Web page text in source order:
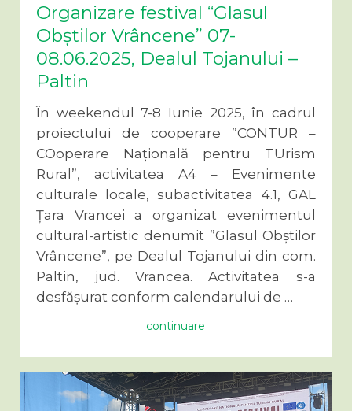
Organizare festival “Glasul
Obștilor Vrâncene” 07-
08.06.2025, Dealul Tojanului –
Paltin
În weekendul 7-8 Iunie 2025, în cadrul
proiectului de cooperare ”CONTUR –
COoperare Națională pentru TUrism
Rural”, activitatea A4 – Evenimente
culturale locale, subactivitatea 4.1, GAL
Țara Vrancei a organizat evenimentul
cultural-artistic denumit ”Glasul Obștilor
Vrâncene”, pe Dealul Tojanului din com.
Paltin, jud. Vrancea. Activitatea s-a
desfășurat conform calendarului de …
continuare